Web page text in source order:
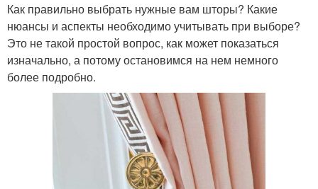
Как правильно выбрать нужные вам шторы? Какие
нюансы и аспекты необходимо учитывать при выборе?
Это не такой простой вопрос, как может показаться
изначально, а потому остановимся на нем немного
более подробно.